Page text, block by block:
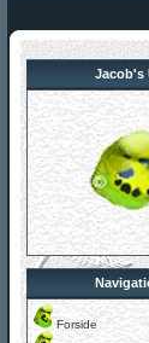
Jacob's
Forside